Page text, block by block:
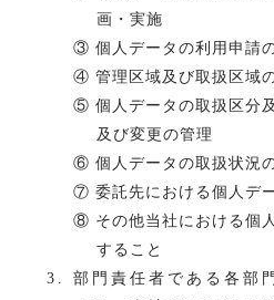
画・実施
③ 個人データの利用申請
④ 管理区域及び取扱区域
⑤ 個人データの取扱区分
及び変更の管理
⑥ 個人データの取扱状況
⑦ 委託先における個人デ
⑧ その他当社における個
すること
部門責任者である各部